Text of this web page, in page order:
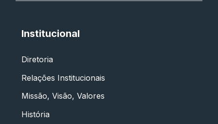
Institucional
Diretoria
Relações Institucionais
Missão, Visão, Valores
História